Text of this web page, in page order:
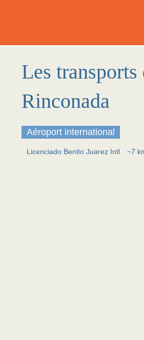
Les transports
Rinconada
Aéroport international
Licenciado Benito Juarez Intl ~7